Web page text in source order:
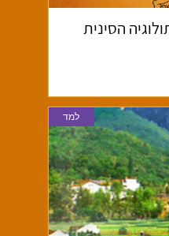
הסינית
למד